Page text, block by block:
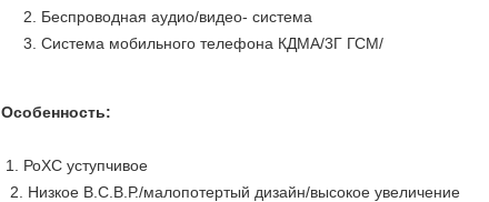
Беспроводная аудио/видео- система
Система мобильного телефона КДМА/3Г ГСМ/
Особенность:
1. РоХС уступчивое
2. Низкое В.С.В.Р./малопотертый дизайн/высокое увеличение